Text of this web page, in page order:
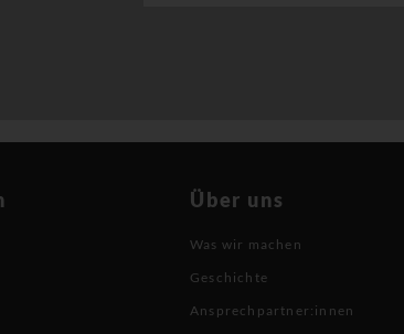
Über uns
Was wir machen
Geschichte
Ansprechpartner:innen